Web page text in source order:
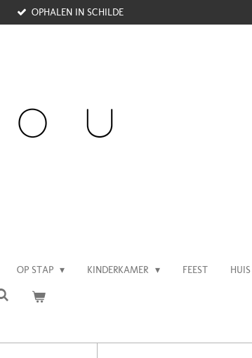
OPHALEN IN SCHILDE
OP STAP KINDERKAMER FEEST HUIS